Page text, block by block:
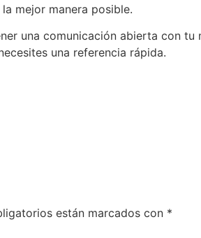
mejor manera posible.
una comunicación abierta con
una referencia rápida.
están marcados con *